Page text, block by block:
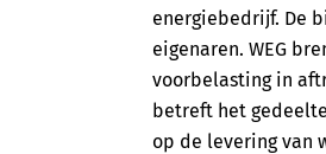
energiebedrijf. De
eigenaren. WEG
voorbelasting in
betreft het
op de levering van